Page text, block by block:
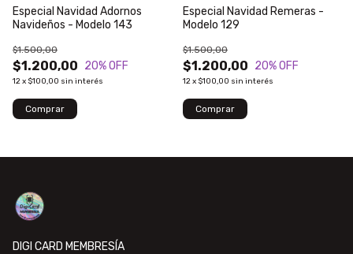
Especial Navidad Adornos
Navideños - Modelo 143
$1.200,00
$1.500,00
20% OFF
12x $100,00 sin interés
Especial Navidad Remeras -
Modelo 129
$1.200,00
$1.500,00
20% OFF
12x $100,00 sin interés
DIGI CARD MEMBRESÍA